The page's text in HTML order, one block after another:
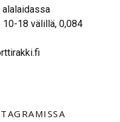
18 välillä, 0,084